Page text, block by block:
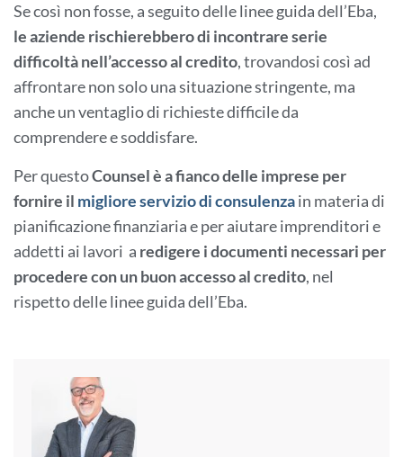
Se così non fosse, a seguito delle linee guida dell’Eba,
le aziende rischierebbero di incontrare serie
difficoltà nell’accesso al credito, trovandosi così ad
affrontare non solo una situazione stringente, ma
anche un ventaglio di richieste difficile da
comprendere e soddisfare.
Per questoCounsel è a fianco delle imprese per
fornire il migliore servizio di consulenzain materia di
pianificazione finanziaria e per aiutare imprenditori e
addetti ai lavori a redigere i documenti necessari per
procedere con un buon accesso al credito, nel
rispetto delle linee guida dell’Eba.